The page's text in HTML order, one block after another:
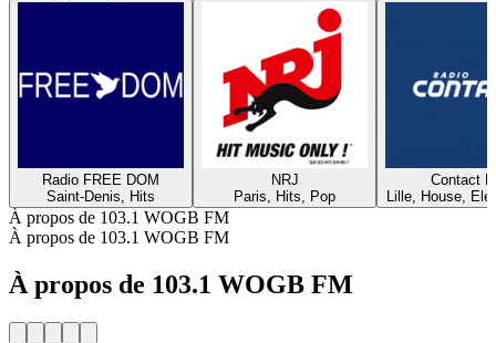
Radio FREE DOM
Saint-Denis, Hits
NRJ
Paris, Hits, Pop
Contact
Lille, House,
À propos de 103.1 WOGB FM
À propos de 103.1 WOGB FM
À propos de 103.1 WOGB FM